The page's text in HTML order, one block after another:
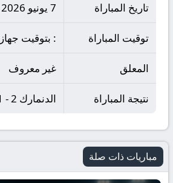
تاريخ المباراة 7 يونيو 2026
توقيت المباراة : بتوقيت
المعلق غير معروف
نتيجة المباراة الدنمارك 2 - 1 أوكرانيا
مباريات ذات صلة